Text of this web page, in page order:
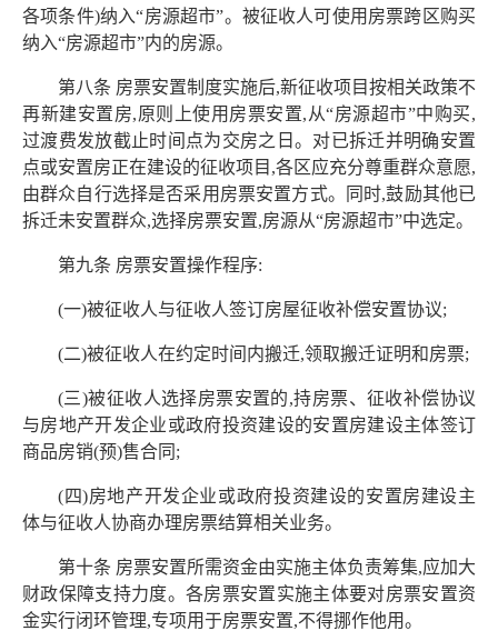
各项条件)纳入“房源超市”。被征收人可使用房票跨区购买
纳入“房源超市”内的房源。
第八条 房票安置制度实施后,新征收项目按相关政策不
再新建安置房,原则上使用房票安置,从“房源超市”中购买,
过渡费发放截止时间点为交房之日。对已拆迁并明确安置
点或安置房正在建设的征收项目,各区应充分尊重群众意愿,
由群众自行选择是否采用房票安置方式。同时,鼓励其他已
拆迁未安置群众,选择房票安置,房源从“房源超市”中选定。
第九条 房票安置操作程序:
(一)被征收人与征收人签订房屋征收补偿安置协议;
(二)被征收人在约定时间内搬迁,领取搬迁证明和房票;
(三)被征收人选择房票安置的,持房票、征收补偿协议
与房地产开发企业或政府投资建设的安置房建设主体签订
商品房销(预)售合同;
(四)房地产开发企业或政府投资建设的安置房建设主
体与征收人协商办理房票结算相关业务。
第十条 房票安置所需资金由实施主体负责筹集,应加大
财政保障支持力度。各房票安置实施主体要对房票安置资
金实行闭环管理,专项用于房票安置,不得挪作他用。